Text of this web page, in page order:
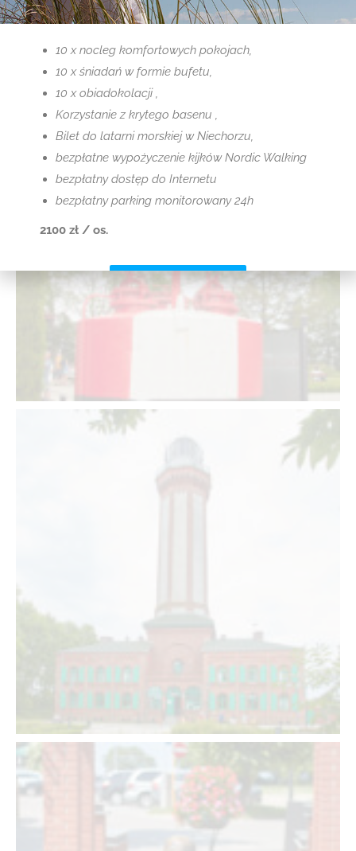
10 x nocleg komfortowych pokojach,
10 x śniadań w formie bufetu,
10 x obiadokolacji ,
Korzystanie z krytego basenu ,
Bilet do latarni morskiej w Niechorzu,
bezpłatne wypożyczenie kijków Nordic Walking
bezpłatny dostęp do Internetu
bezpłatny parking monitorowany 24h
2100 zł / os.
Sprawdź szczegóły